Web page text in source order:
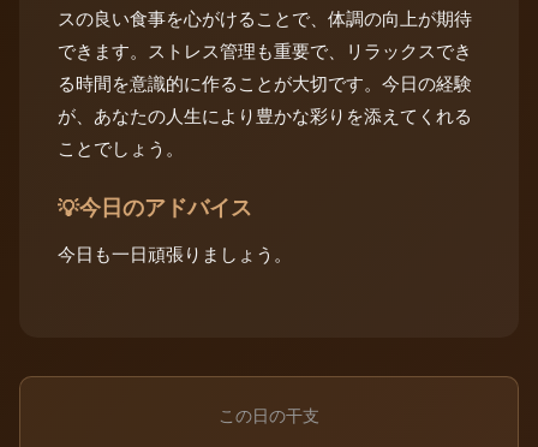
スの良い食事を心がけることで、体調の向上が期待
できます。ストレス管理も重要で、リラックスでき
る時間を意識的に作ることが大切です。今日の経験
が、あなたの人生により豊かな彩りを添えてくれる
ことでしょう。
💡今日のアドバイス
今日も一日頑張りましょう。
この日の干支